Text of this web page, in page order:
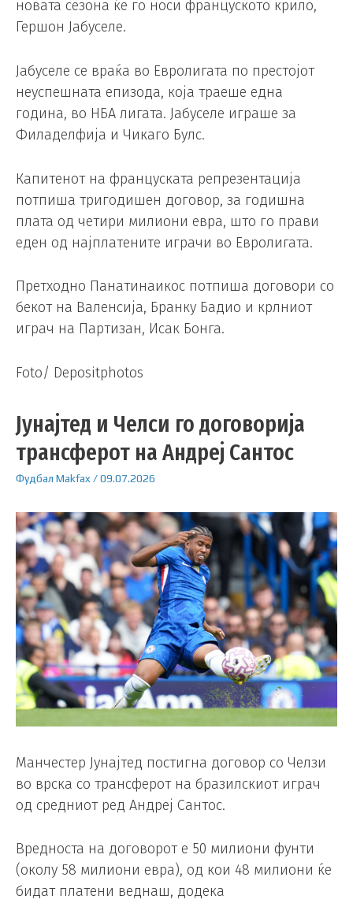
новата сезона ќе го носи француското крило,
Гершон Јабуселе.
Јабуселе се враќа во Евролигата по престојот
неуспешната епизода, која траеше една
година, во НБА лигата. Јабуселе играше за
Филаделфија и Чикаго Булс.
Капитенот на француската репрезентација
потпиша тригодишен договор, за годишна
плата од четири милиони евра, што го прави
еден од најплатените играчи во Евролигата.
Претходно Панатинаикос потпиша договори со
бекот на Валенсија, Бранку Бадио и крлниот
играч на Партизан, Исак Бонга.
Foto/ Depositphotos
Јунајтед и Челси го договорија
трансферот на Андреј Сантос
Фудбал Makfax /09.07.2026
Манчестер Јунајтед постигна договор со Челзи
во врска со трансферот на бразилскиот играч
од средниот ред Андреј Сантос.
Вредноста на договорот е 50 милиони фунти
(околу 58 милиони евра), од кои 48 милиони ќе
бидат платени веднаш, додека